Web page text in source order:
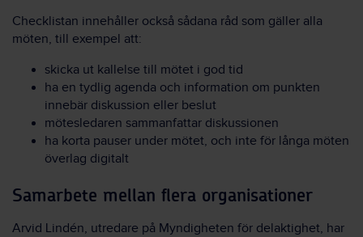
Checklistan innehåller också sådana råd som gäller alla
möten, till exempel att:
skicka ut kallelse till mötet i god tid
ha en tydlig agenda och information om punkten
innebär diskussion eller beslut
mötesledaren sammanfattar diskussionen
ha korta pauser under mötet, och inte för långa möten
överlag digitalt
Samarbete mellan flera organisationer
Arvid Lindén, utredare på Myndigheten för delaktighet, har